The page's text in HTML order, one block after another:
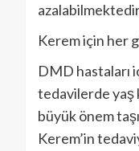
Kerem için her
DMD hastaları
tedavilerde yaş
büyük önem
Kerem’in